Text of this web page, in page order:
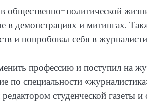
общественно-политической
демонстрациях и митингах.
и попробовал себя в
профессию и поступил на
специальности
студенческой газеты и